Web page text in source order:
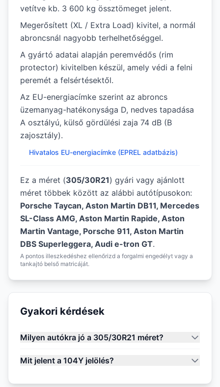
vetítve kb. 3 600 kg össztömeget jelent.
Megerősített (XL / Extra Load) kivitel, a normál
abroncsnál nagyobb terhelhetőséggel.
A gyártó adatai alapján peremvédős (rim
protector) kivitelben készül, amely védi a felni
peremét a felsértésektől.
Az EU-energiacímke szerint az abroncs
üzemanyag-hatékonysága D, nedves tapadása
A osztályú, külső gördülési zaja 74 dB (B
zajosztály).
Hivatalos EU-energiacímke (EPREL adatbázis)
Ez a méret (305/30R21) gyári vagy ajánlott
méret többek között az alábbi autótípusokon:
Porsche Taycan, Aston Martin DB11, Mercedes
SL-Class AMG, Aston Martin Rapide, Aston
Martin Vantage, Porsche 911, Aston Martin
DBS Superleggera, Audi e-tron GT.
A pontos illeszkedéshez ellenőrizd a forgalmi engedélyt vagy a
tankajtó belső matricáját.
Gyakori kérdések
Milyen autókra jó a 305/30R21 méret?
Mit jelent a 104Y jelölés?